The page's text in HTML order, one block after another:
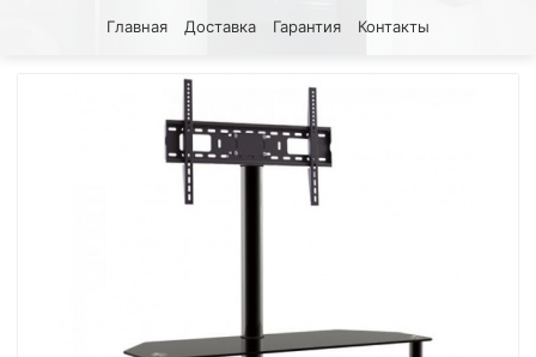
Главная Доставка Гарантия Контакты